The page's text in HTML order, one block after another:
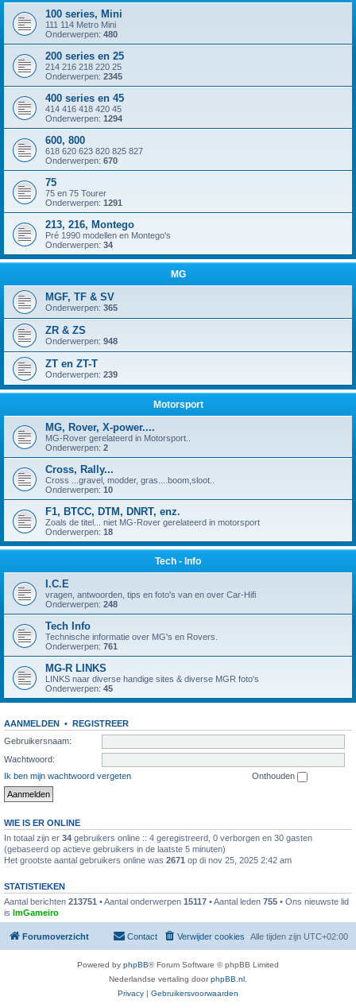
100 series, Mini
111 114 Metro Mini
Onderwerpen: 480
200 series en 25
214 216 218 220 25
Onderwerpen: 2345
400 series en 45
414 416 418 420 45
Onderwerpen: 1294
600, 800
618 620 623 820 825 827
Onderwerpen: 670
75
75 en 75 Tourer
Onderwerpen: 1291
213, 216, Montego
Pré 1990 modellen en Montego's
Onderwerpen: 34
MG
MGF, TF & SV
Onderwerpen: 365
ZR & ZS
Onderwerpen: 948
ZT en ZT-T
Onderwerpen: 239
Motorsport
MG, Rover, X-power....
MG-Rover gerelateerd in Motorsport..
Onderwerpen: 2
Cross, Rally...
Cross ...gravel, modder, gras....boom,sloot..
Onderwerpen: 10
F1, BTCC, DTM, DNRT, enz.
Zoals de titel... niet MG-Rover gerelateerd in motorsport
Onderwerpen: 18
Tech - Info
I.C.E
vragen, antwoorden, tips en foto's van en over Car-Hifi
Onderwerpen: 248
Tech Info
Technische informatie over MG's en Rovers.
Onderwerpen: 761
MG-R LINKS
LINKS naar diverse handige sites & diverse MGR foto's
Onderwerpen: 45
AANMELDEN • REGISTREER
Gebruikersnaam:
Wachtwoord:
Ik ben mijn wachtwoord vergeten
Onthouden
WIE IS ER ONLINE
In totaal zijn er 34 gebruikers online :: 4 geregistreerd, 0 verborgen en 30 gasten
(gebaseerd op actieve gebruikers in de laatste 5 minuten)
Het grootste aantal gebruikers online was 2671 op di nov 25, 2025 2:42 am
STATISTIEKEN
Aantal berichten 213751 • Aantal onderwerpen 15117 • Aantal leden 755 • Ons nieuwste lid
is ImGameiro
Forumoverzicht Alle tijden zijn UTC+02:00
Verwijder cookies
Contact
Powered by phpBB® Forum Software © phpBB Limited
Nederlandse vertaling doorphpBB.nl
Privacy | Gebruikersvoorwaarden